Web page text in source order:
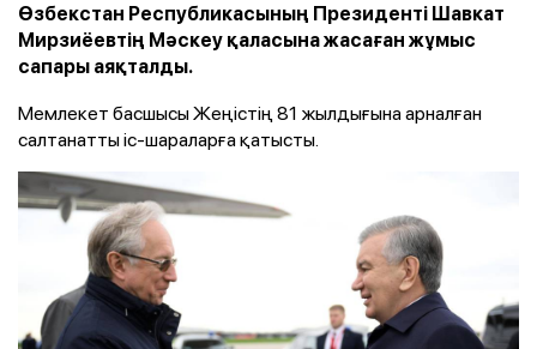
Өзбекстан Республикасының Президенті Шавкат
Мирзиёевтің Мәскеу қаласына жасаған жұмыс
сапары аяқталды.
Мемлекет басшысы Жеңістің 81 жылдығына арналған
салтанатты іс-шараларға қатысты.